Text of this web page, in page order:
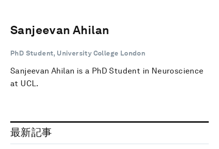
Sanjeevan Ahilan
PhD Student, University College London
Sanjeevan Ahilan is a PhD Student in Neuroscience
at UCL.
最新記事